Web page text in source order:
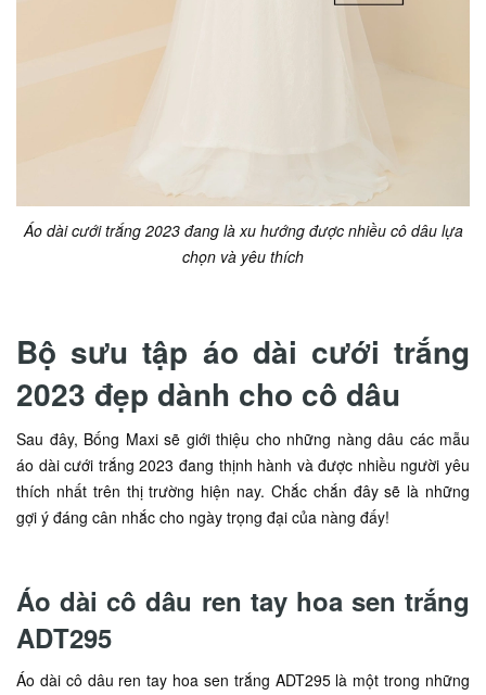
Áo dài cưới trắng 2023 đang là xu hướng được nhiều cô dâu lựa
chọn và yêu thích
Bộ sưu tập áo dài cưới trắng
2023 đẹp dành cho cô dâu
Sau đây, Bống Maxi sẽ giới thiệu cho những nàng dâu các mẫu
áo dài cưới trắng 2023 đang thịnh hành và được nhiều người yêu
thích nhất trên thị trường hiện nay. Chắc chắn đây sẽ là những
gợi ý đáng cân nhắc cho ngày trọng đại của nàng đấy!
Áo dài cô dâu ren tay hoa sen trắng
ADT295
Áo dài cô dâu ren tay hoa sen trắng ADT295 là một trong những